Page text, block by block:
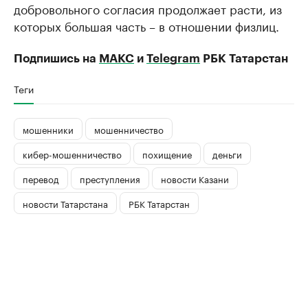
добровольного согласия продолжает расти, из
которых большая часть – в отношении физлиц.
Подпишись на МАКС и Telegram РБК Татарстан
Теги
мошенники
мошенничество
кибер-мошенничество
похищение
деньги
перевод
преступления
новости Казани
новости Татарстана
РБК Татарстан